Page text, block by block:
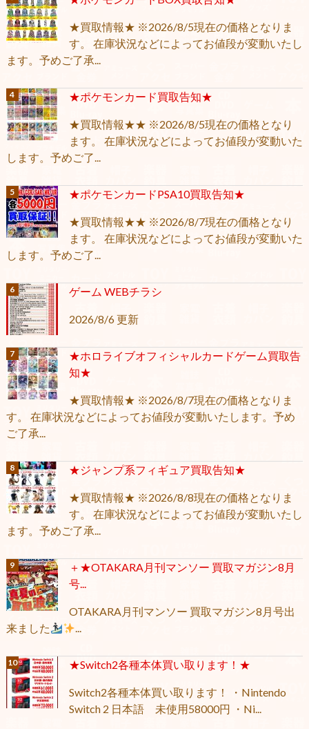
★買取情報★ ※2026/8/5現在の価格となりま
す。 在庫状況などによってお値段が変動いたし
ます。予めご了承...
★ポケモンカード買取告知★
★買取情報★★ ※2026/8/5現在の価格となり
ます。 在庫状況などによってお値段が変動いた
します。予めご了...
★ポケモンカードPSA10買取告知★
★買取情報★★ ※2026/8/7現在の価格となり
ます。 在庫状況などによってお値段が変動いた
します。予めご了...
ゲーム WEBチラシ
2026/8/6 更新
★ホロライブオフィシャルカードゲーム買取告
知★
★買取情報★ ※2026/8/7現在の価格となりま
す。 在庫状況などによってお値段が変動いたします。予め
ご了承...
★ジャンプ系フィギュア買取告知★
★買取情報★ ※2026/8/8現在の価格となりま
す。 在庫状況などによってお値段が変動いたし
ます。予めご了承...
＋★OTAKARA月刊マンソー 買取マガジン8月
号...
OTAKARA月刊マンソー 買取マガジン8月号出
来ました
...
★Switch2各種本体買い取ります！★
Switch2各種本体買い取ります！ ・Nintendo
Switch 2 日本語 未使用58000円 ・Ni...